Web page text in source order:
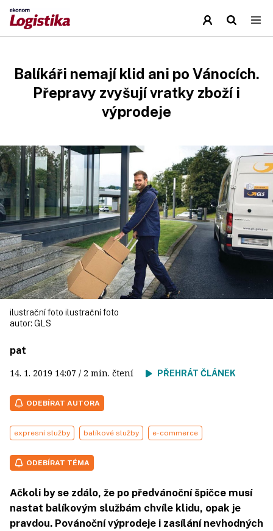
Balíkáři nemají klid ani po Vánocích.
Přepravy zvyšují vratky zboží i
výprodeje
ilustrační foto ilustrační foto
autor: GLS
pat
14. 1. 2019 14:07 / 2 min. čtení PŘEHRÁT ČLÁNEK
ODEBÍRAT AUTORA
expresní služby balíkové služby e-commerce
ODEBÍRAT TÉMA
Ačkoli by se zdálo, že po předvánoční špičce musí
nastat balíkovým službám chvíle klidu, opak je
pravdou. Povánoční výprodeje i zasílání nevhodných